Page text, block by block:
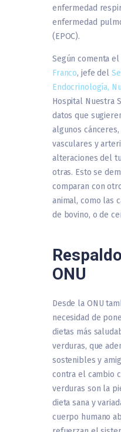
enfermedad
enfermedad
(EPOC).
Según comenta el
Franco, jefe del
Endocrinología,
Hospital Nuestra
datos que
algunos
vasculares y
alteraciones del
otras. Esto se
comparan con
animal, como las
de bovino, o de
ONU
Desde la ONU
necesidad de
dietas más
verduras, que
sostenibles y
contra el cambio
verduras son la
dieta sana y
cuerpo humano